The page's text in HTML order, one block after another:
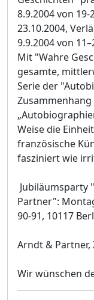
8.9.2004 von
23.10.2004,
9.9.2004 von
Mit "Wahre
gesamte,
Serie der
Weise die
französische
fasziniert wie
Jubiläumsparty
Partner":
90-91, 10117
Arndt & Partner,
Wir wünschen